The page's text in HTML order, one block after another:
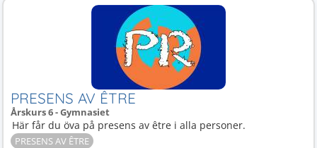
PRESENS AV ÊTRE
Årskurs 6 - Gymnasiet
Här får du öva på presens av être i alla personer.
PRESENS AV ÊTRE